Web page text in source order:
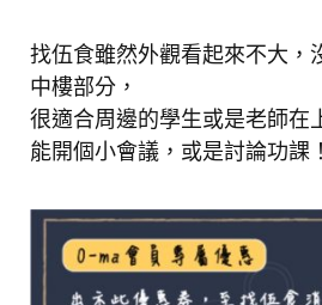
找伍食雖然外觀看起來不大，
中樓部分，
很適合周邊的學生或是老師在
能開個小會議，或是討論功課！